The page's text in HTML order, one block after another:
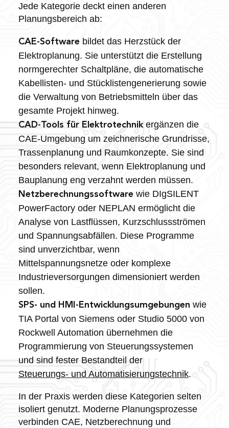
Jede Kategorie deckt einen anderen
Planungsbereich ab:
CAE-Softwarebildet das Herzstück der
Elektroplanung. Sie unterstützt die Erstellung
normgerechter Schaltpläne, die automatische
Kabellisten- und Stücklistengenerierung sowie
die Verwaltung von Betriebsmitteln über das
gesamte Projekt hinweg.
CAD-Tools für Elektrotechnikergänzen die
CAE-Umgebung um zeichnerische Grundrisse,
Trassenplanung und Raumkonzepte. Sie sind
besonders relevant, wenn Elektroplanung und
Bauplanung eng verzahnt werden müssen.
Netzberechnungssoftwarewie DIgSILENT
PowerFactory oder NEPLAN ermöglicht die
Analyse von Lastflüssen, Kurzschlussströmen
und Spannungsabfällen. Diese Programme
sind unverzichtbar, wenn
Mittelspannungsnetze oder komplexe
Industrieversorgungen dimensioniert werden
sollen.
SPS- und HMI-Entwicklungsumgebungen wie
TIA Portal von Siemens oder Studio 5000 von
Rockwell Automation übernehmen die
Programmierung von Steuerungssystemen
und sind fester Bestandteil der
Steuerungs- und Automatisierungstechnik.
In der Praxis werden diese Kategorien selten
isoliert genutzt. Moderne Planungsprozesse
verbinden CAE, Netzberechnung und